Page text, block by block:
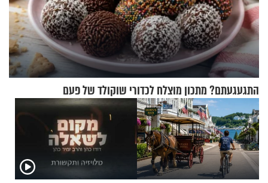
התגעגעתם? מתכון מוצלח לכדורי שוקולד של פעם